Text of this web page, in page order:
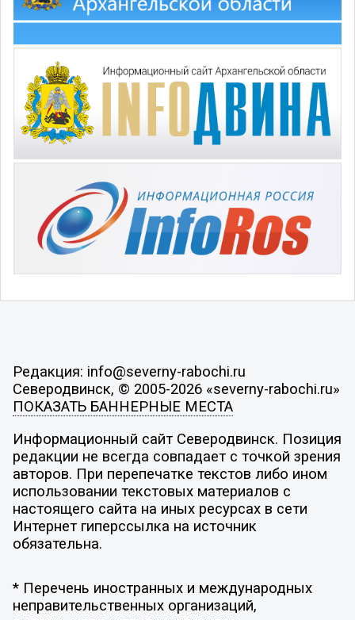
Редакция: info@severny-rabochi.ru
Северодвинск, © 2005-2026 «severny-rabochi.ru»
ПОКАЗАТЬ БАННЕРНЫЕ МЕСТА
Информационный сайт Северодвинск. Позиция
редакции не всегда совпадает с точкой зрения
авторов. При перепечатке текстов либо ином
использовании текстовых материалов с
настоящего сайта на иных ресурсах в сети
Интернет гиперссылка на источник
обязательна.
* Перечень иностранных и международных
неправительственных организаций,